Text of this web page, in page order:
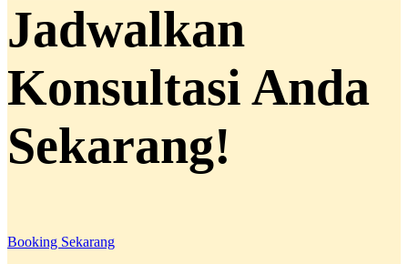
Jadwalkan
Konsultasi Anda
Sekarang!
Booking Sekarang